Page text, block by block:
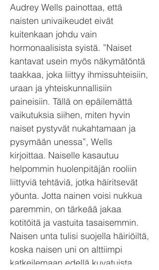
Audrey Wells painottaa, että
naisten univaikeudet eivät
kuitenkaan johdu vain
hormonaalisista syistä. ”Naiset
kantavat usein myös näkymätöntä
taakkaa, joka liittyy ihmissuhteisiin,
uraan ja yhteiskunnallisiin
paineisiin. Tällä on epäilemättä
vaikutuksia siihen, miten hyvin
naiset pystyvät nukahtamaan ja
pysymään unessa”, Wells
kirjoittaa. Naiselle kasautuu
helpommin huolenpitäjän rooliin
liittyviä tehtäviä, jotka häiritsevät
yöunta. Jotta nainen voisi nukkua
paremmin, on tärkeää jakaa
kotitöitä ja vastuita tasaisemmin.
Naisen unta tulisi suojella häiriöiltä,
koska naisen uni on alttiimpi
katkeilemaan edellä kuvatuista